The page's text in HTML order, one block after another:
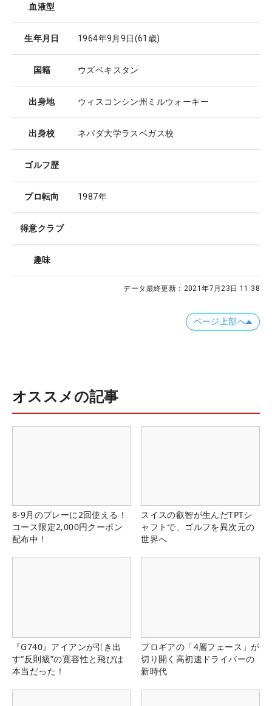
血液型
生年月日 1964年9月9日(61歳)
国籍 ウズベキスタン
出身地 ウィスコンシン州ミルウォーキー
出身校 ネバダ大学ラスベガス校
ゴルフ歴
プロ転向 1987年
得意クラブ
趣味
データ最終更新： 2021年7月23日 11:38
ページ上部へ
オススメの記事
8-9月のプレーに2回使える！
コース限定2,000円クーポン
配布中！
スイスの叡智が生んだTPTシ
ャフトで、ゴルフを異次元の
世界へ
『G740』アイアンが引き出
す“反則級”の寛容性と飛びは
本当だった！
プロギアの「4層フェース」が
切り開く高初速ドライバーの
新時代